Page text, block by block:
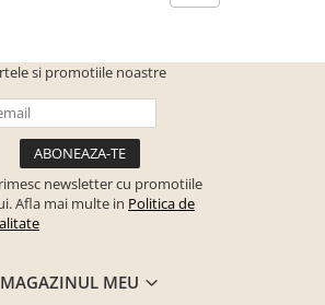
si promotiile noastre
newsletter cu promotiile
Afla mai multe in Politica de
MAGAZINUL MEU